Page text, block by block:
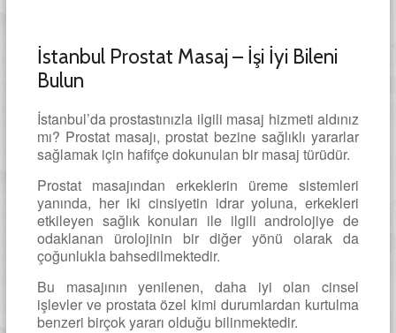
İstanbul Prostat Masaj – İşi İyi Bileni
Bulun
İstanbul’da prostastınızla ilgili masaj hizmeti aldınız
mı? Prostat masajı, prostat bezine sağlıklı yararlar
sağlamak için hafifçe dokunulan bir masaj türüdür.
Prostat masajından erkeklerin üreme sistemleri
yanında, her iki cinsiyetin idrar yoluna, erkekleri
etkileyen sağlık konuları ile ilgili androlojiye de
odaklanan ürolojinin bir diğer yönü olarak da
çoğunlukla bahsedilmektedir.
Bu masajının yenilenen, daha iyi olan cinsel
işlevler ve prostata özel kimi durumlardan kurtulma
benzeri birçok yararı olduğu bilinmektedir.